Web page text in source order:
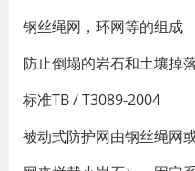
钢丝绳网，环网等的组成
防止倒塌的岩石和土壤掉
标准TB / T3089-2004
被动式防护网由钢丝绳网